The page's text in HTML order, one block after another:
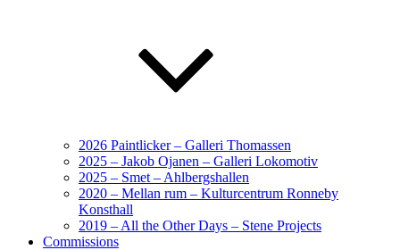
2026 Paintlicker – Galleri Thomassen
2025 – Jakob Ojanen – Galleri Lokomotiv
2025 – Smet – Ahlbergshallen
2020 – Mellan rum – Kulturcentrum Ronneby
Konsthall
2019 – All the Other Days – Stene Projects
Commissions